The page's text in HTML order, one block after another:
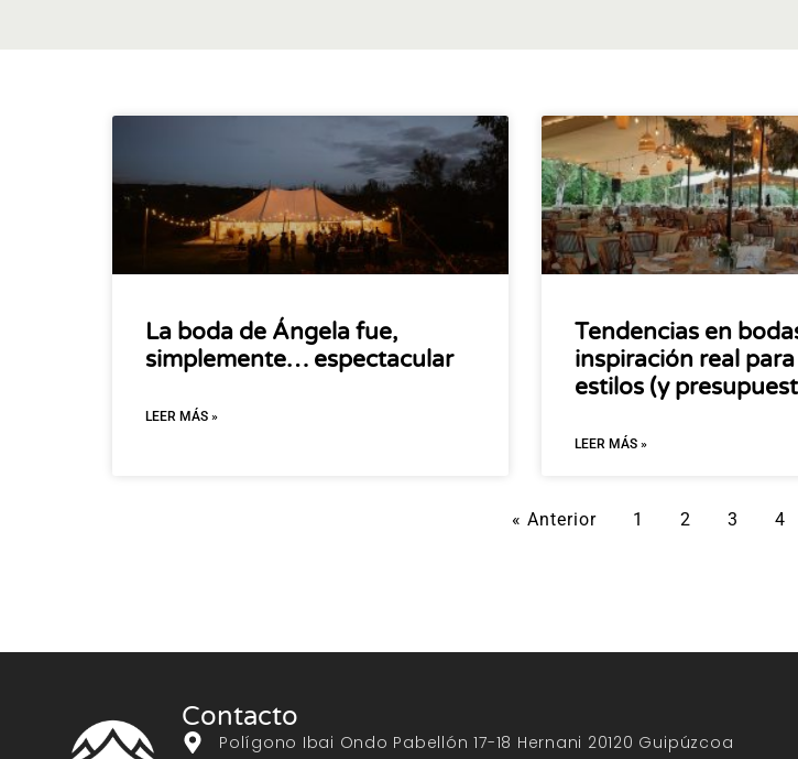
La boda de Ángela fue,
simplemente… espectacular
LEER MÁS »
Tendencias en
inspiración real
estilos (y
LEER MÁS »
« Anterior 1 2 3 4
Contacto
Polígono Ibai Ondo Pabellón 17-18 Hernani 20120 Guipúzcoa